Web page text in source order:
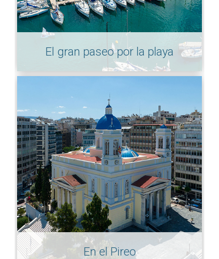
El gran paseo por la playa
En el Pireo